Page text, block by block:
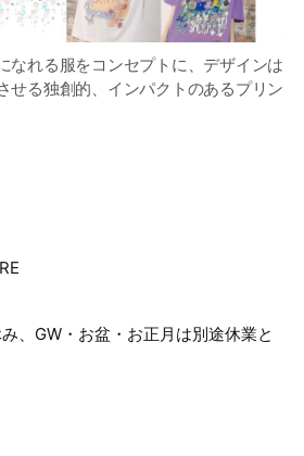
なれる服をコンセプトに、デザインは
せる独創的、インパクトのあるプリン
のオリジナル素材をコットンを中心に
では新商品のご紹介やイベントな
ています！！！
ださいね｡ﾟ+.(人´ω｀●)ﾟ+.ﾟ
、GW・お盆・お正月は別途休業と